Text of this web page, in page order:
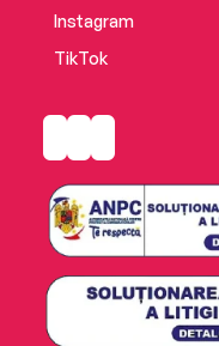
Instagram
TikTok